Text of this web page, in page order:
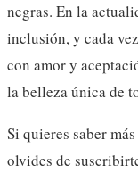
negras. En la
inclusión, y cada
con amor y
la belleza única de
Si quieres saber
olvides de